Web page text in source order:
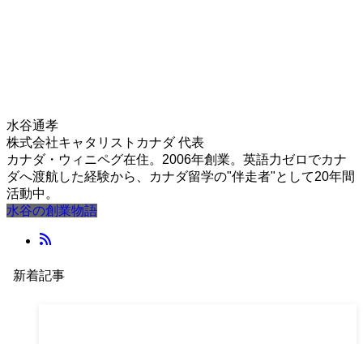
水谷通孝
株式会社キャタリストカナダ 代表
カナダ・ウィニペグ在住。2006年創業。英語力ゼロでカナ
ダへ渡航した経験から、カナダ留学の"伴走者"として20年間
活動中。
水谷の創業物語
新着記事